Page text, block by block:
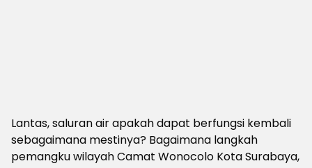
Lantas, saluran air apakah dapat berfungsi kembali
sebagaimana mestinya? Bagaimana langkah
pemangku wilayah Camat Wonocolo Kota Surabaya,